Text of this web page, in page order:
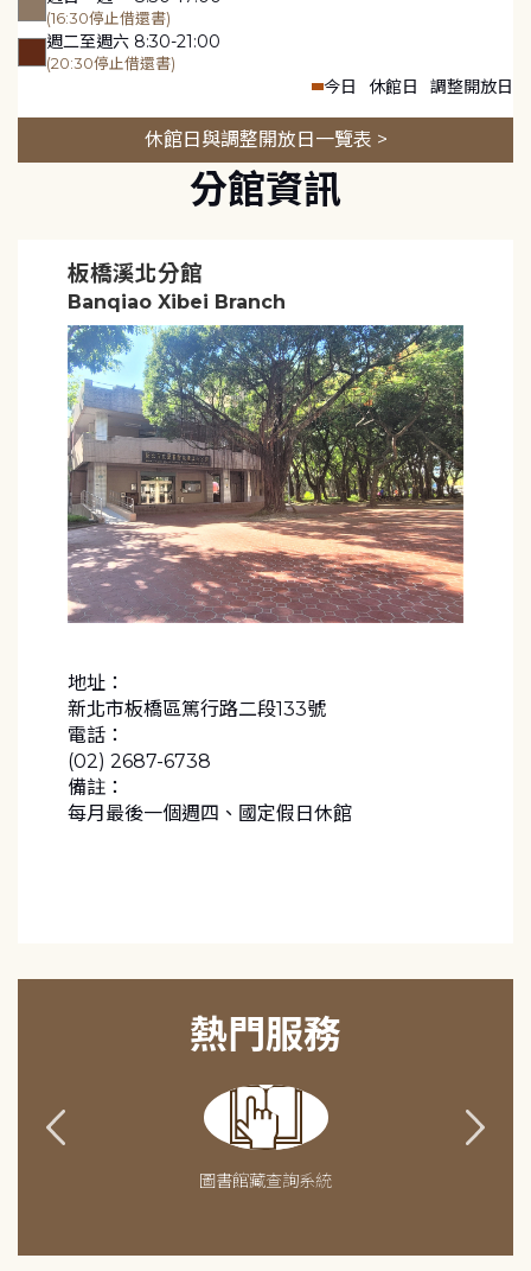
(16:30停止借還書)
週二至週六 8:30-21:00
(20:30停止借還書)
今日 休館日 調整開放日
休館日與調整開放日一覽表 >
分館資訊
板橋溪北分館
Banqiao Xibei Branch
地址：
新北市板橋區篤行路二段133號
電話：
(02) 2687-6738
備註：
每月最後一個週四、國定假日休館
熱門服務
圖書館藏查詢系統